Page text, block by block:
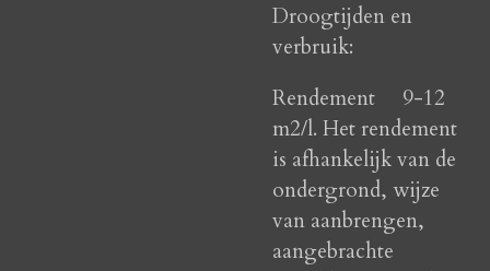
Droogtijden en
verbruik:
Rendement 9-12
m2/l. Het rendement
is afhankelijk van de
ondergrond, wijze
van aanbrengen,
aangebrachte